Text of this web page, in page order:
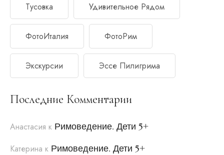
Тусовка Удивительное Рядом
ФотоИталия ФотоРим
Экскурсии Эссе Пилигрима
Последние Комментарии
Анастасия к Римоведение. Дети 5+
Катерина к Римоведение. Дети 5+